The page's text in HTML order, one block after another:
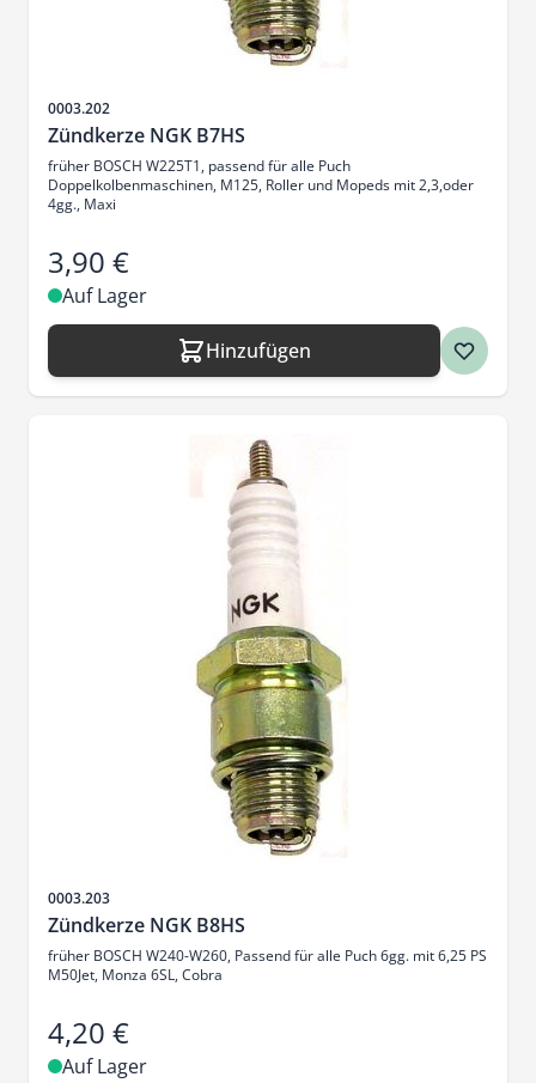
Artikelnr.
0003.202
Zündkerze NGK B7HS
früher BOSCH W225T1, passend für alle Puch
Doppelkolbenmaschinen, M125, Roller und Mopeds mit 2,3,oder
4gg., Maxi
3,90 €
Auf Lager
Hinzufügen
Artikelnr.
0003.203
Zündkerze NGK B8HS
früher BOSCH W240-W260, Passend für alle Puch 6gg. mit 6,25 PS
M50Jet, Monza 6SL, Cobra
4,20 €
Auf Lager